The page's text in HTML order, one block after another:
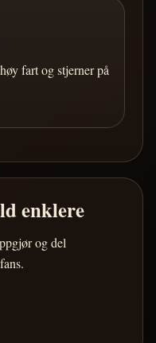
fart og stjerner på
enklere
og del